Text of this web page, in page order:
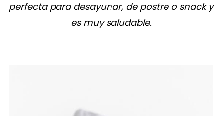
perfecta para desayunar, de postre o snack y
es muy saludable.